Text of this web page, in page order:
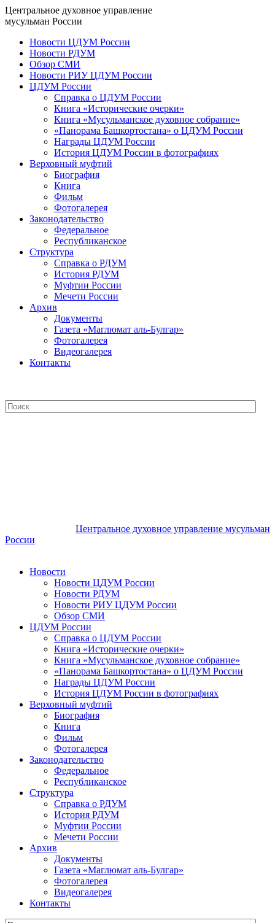
Центральное духовное управление
мусульман России
Новости ЦДУМ России
Новости РДУМ
Обзор СМИ
Новости РИУ ЦДУМ России
ЦДУМ России
Справка о ЦДУМ России
Книга «Исторические очерки»
Книга «Мусульманское духовное собрание»
«Панорама Башкортостана» о ЦДУМ России
Награды ЦДУМ России
История ЦДУМ России в фотографиях
Верховный муфтий
Биография
Книга
Фильм
Фотогалерея
Законодательство
Федеральное
Республиканское
Структура
Справка о РДУМ
История РДУМ
Муфтии России
Мечети России
Архив
Документы
Газета «Маглюмат аль-Булгар»
Фотогалерея
Видеогалерея
Контакты
Центральное духовное управление мусульман
России
Новости
Новости ЦДУМ России
Новости РДУМ
Новости РИУ ЦДУМ России
Обзор СМИ
ЦДУМ России
Справка о ЦДУМ России
Книга «Исторические очерки»
Книга «Мусульманское духовное собрание»
«Панорама Башкортостана» о ЦДУМ России
Награды ЦДУМ России
История ЦДУМ России в фотографиях
Верховный муфтий
Биография
Книга
Фильм
Фотогалерея
Законодательство
Федеральное
Республиканское
Структура
Справка о РДУМ
История РДУМ
Муфтии России
Мечети России
Архив
Документы
Газета «Маглюмат аль-Булгар»
Фотогалерея
Видеогалерея
Контакты